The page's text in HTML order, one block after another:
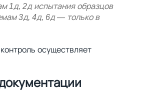
1д, 2д испытания образцов
3д, 4д, 6д — только в
осуществляет